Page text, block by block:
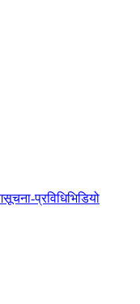
सूचना-प्रविधिभिडियो